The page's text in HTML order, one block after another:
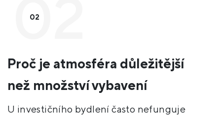
Proč je atmosféra důležitější
než množství vybavení
U investičního bydlení často nefunguje
02